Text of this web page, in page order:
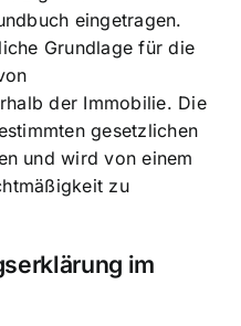
eingetragen.
Grundlage für die
der Immobilie. Die
gesetzlichen
und wird von einem
zu
im